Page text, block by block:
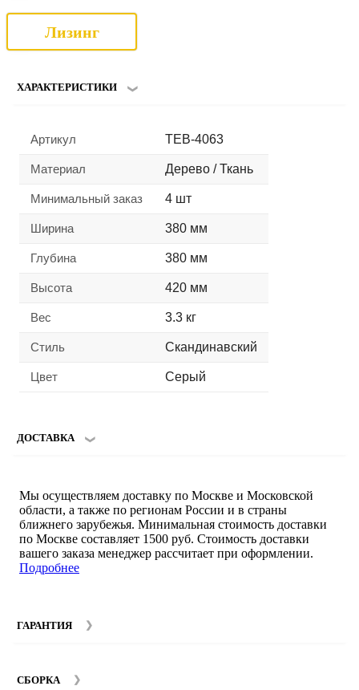
Лизинг
ХАРАКТЕРИСТИКИ
Артикул TEB-4063
Материал Дерево / Ткань
Минимальный заказ 4 шт
Ширина 380 мм
Глубина 380 мм
Высота 420 мм
Вес 3.3 кг
Стиль Скандинавский
Цвет Серый
ДОСТАВКА
Мы осуществляем доставку по Москве и Московской
области, а также по регионам России и в страны
ближнего зарубежья. Минимальная стоимость доставки
по Москве составляет 1500 руб. Стоимость доставки
вашего заказа менеджер рассчитает при оформлении.
Подробнее
ГАРАНТИЯ
составляет 12 месяцев с момента покупки при
СБОРКА